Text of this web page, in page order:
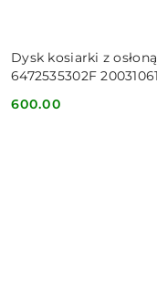
Dysk kosiarki z
6472535302F
Cena:
600.00